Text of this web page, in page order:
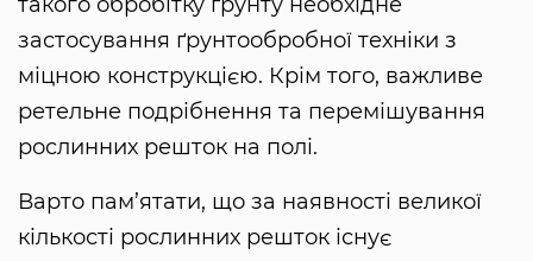
застосування ґрунтообробної техніки з
міцною конструкцією. Крім того, важливе
ретельне подрібнення та перемішування
рослинних решток на полі.
Варто пам’ятати, що за наявності великої
кількості рослинних решток існує